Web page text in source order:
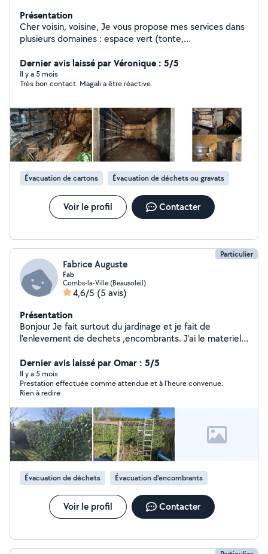
Présentation
Cher voisin, voisine, Je vous propose mes services dans
plusieurs domaines : espace vert (tonte,
transport de colis, débarras. Matériels pro, camion.
Patiente et ponctuelle. Au plaisir de vous venir en aide.
A bientôt
Dernier avis laissé par Véronique : 5/5
Il y a 5 mois
Très bon contact. Magali a être réactive.
Évacuation de cartons Évacuation de déchets ou gravats
Voir le profil Contacter
Particulier
Fabrice Auguste
Fab
Combs-la-Ville (Beausoleil)
4,6/5 (5 avis)
Présentation
Bonjour Je fait surtout du jardinage et je fait de
l'enlevement de dechets ,encombrants. J'ai le materiel.
sthil sur batterrie.
Dernier avis laissé par Omar : 5/5
Il y a 5 mois
Prestation effectuée comme attendue et à l’heure convenue.
Rien à redire
Évacuation de déchets Évacuation d'encombrants
Voir le profil Contacter